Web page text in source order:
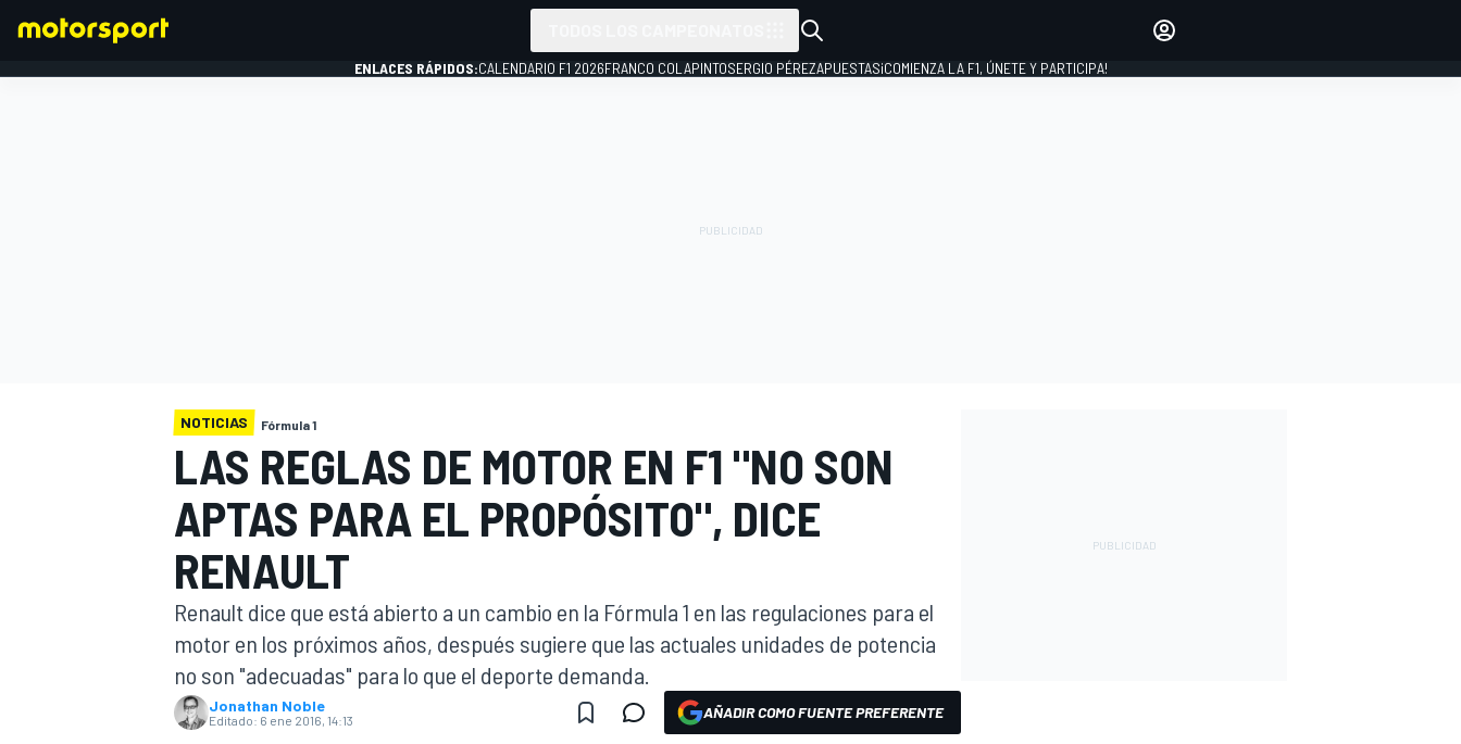
INDYCAR
INICIAR SESIÓN
ENLACES RÁPIDOS:CALENDARIO F1 2026FRANCO COLAPINTOSERGIO PÉREZAPUESTAS¡COMIENZA LA F1, ÚNETE Y PARTICIPA!
NOTICIAS Fórmula 1
LAS REGLAS DE MOTOR EN F1 "NO SON
APTAS PARA EL PROPÓSITO", DICE
RENAULT
Renault dice que está abierto a un cambio en la Fórmula 1 en las regulaciones para el
motor en los próximos años, después sugiere que las actuales unidades de potencia
no son "adecuadas" para lo que el deporte demanda.
Jonathan Noble
Editado: 6 ene 2016, 14:13 AÑADIR COMO FUENTE PREFERENTE